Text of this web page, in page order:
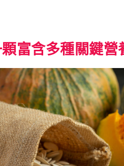
富含多種關鍵營